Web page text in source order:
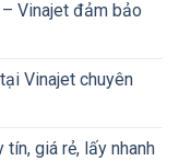
– Vinajet đảm bảo
Vinajet chuyên
tín, giá rẻ, lấy nhanh